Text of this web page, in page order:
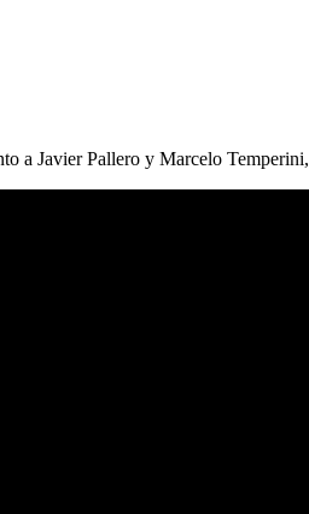
a Javier Pallero y Marcelo Temperini,